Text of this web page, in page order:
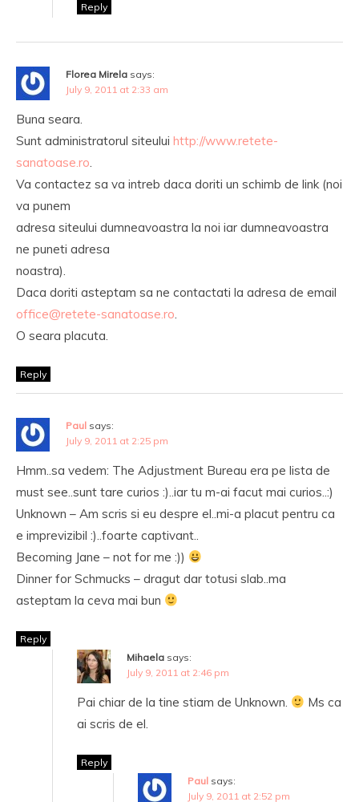
Reply
Florea Mirela says:
July 9, 2011 at 2:33 am
Buna seara.
Sunt administratorul siteului http://www.retete-
sanatoase.ro.
Va contactez sa va intreb daca doriti un schimb de link (noi
va punem
adresa siteului dumneavoastra la noi iar dumneavoastra
ne puneti adresa
noastra).
Daca doriti asteptam sa ne contactati la adresa de email
office@retete-sanatoase.ro.
O seara placuta.
Reply
Paul says:
July 9, 2011 at 2:25 pm
Hmm..sa vedem: The Adjustment Bureau era pe lista de
must see..sunt tare curios :)..iar tu m-ai facut mai curios..:)
Unknown – Am scris si eu despre el..mi-a placut pentru ca
e imprevizibil :)..foarte captivant..
Becoming Jane – not for me :))
Dinner for Schmucks – dragut dar totusi slab..ma
asteptam la ceva mai bun
Reply
Mihaela says:
July 9, 2011 at 2:46 pm
Pai chiar de la tine stiam de Unknown.
Ms ca
ai scris de el.
Reply
Paul says:
July 9, 2011 at 2:52 pm